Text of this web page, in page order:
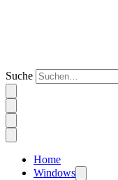
Suche
Home
Windows